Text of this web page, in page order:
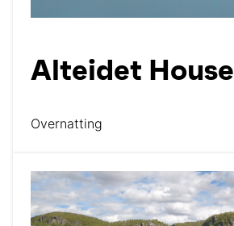
Alteidet House
Overnatting